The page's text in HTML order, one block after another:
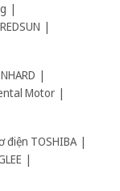
Motor
điện TOSHIBA